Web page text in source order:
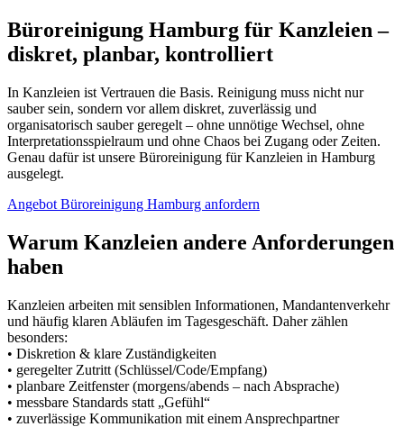
Büroreinigung Hamburg für Kanzleien –
diskret, planbar, kontrolliert
In Kanzleien ist Vertrauen die Basis. Reinigung muss nicht nur
sauber sein, sondern vor allem diskret, zuverlässig und
organisatorisch sauber geregelt – ohne unnötige Wechsel, ohne
Interpretationsspielraum und ohne Chaos bei Zugang oder Zeiten.
Genau dafür ist unsere Büroreinigung für Kanzleien in Hamburg
ausgelegt.
Angebot Büroreinigung Hamburg anfordern
Warum Kanzleien andere Anforderungen
haben
Kanzleien arbeiten mit sensiblen Informationen, Mandantenverkehr
und häufig klaren Abläufen im Tagesgeschäft. Daher zählen
besonders:
• Diskretion & klare Zuständigkeiten
• geregelter Zutritt (Schlüssel/Code/Empfang)
• planbare Zeitfenster (morgens/abends – nach Absprache)
• messbare Standards statt „Gefühl“
• zuverlässige Kommunikation mit einem Ansprechpartner